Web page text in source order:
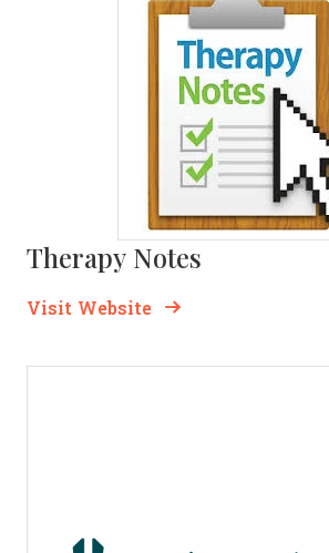
Therapy Notes
Visit WebsiteOpens New Window